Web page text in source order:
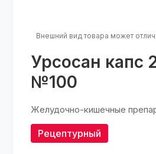
Внешний вид товара может
Урсосан капс
№100
Желудочно-кишечные
Рецептурный